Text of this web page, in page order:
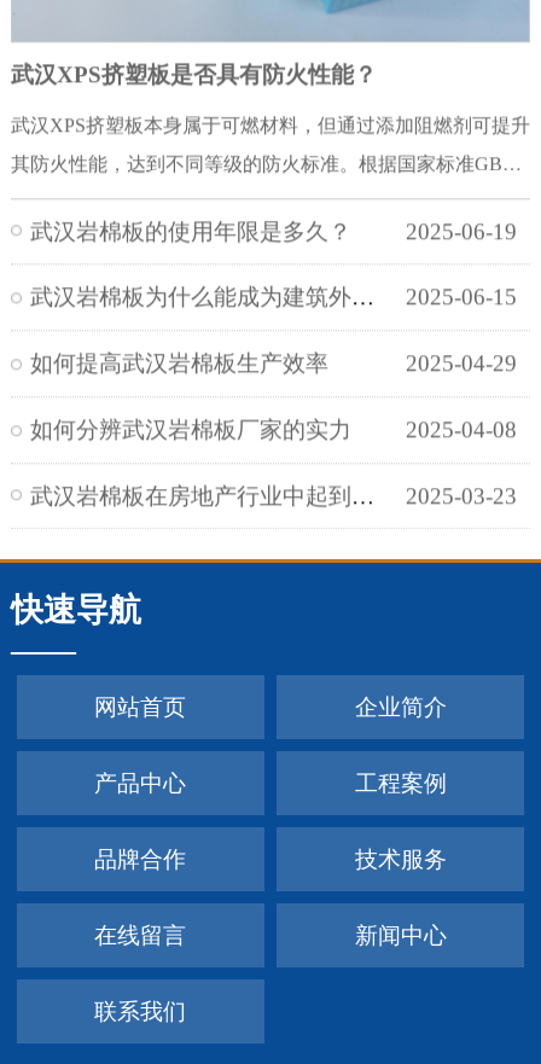
武汉XPS挤塑板是否具有防火性能？
武汉XPS挤塑板本身属于可燃材料，但通过添加阻燃剂可提升
其防火性能，达到不同等级的防火标准。根据国家标准GB
8624《建筑材料(制品)燃烧性能分级》，其防火等级主要分为
B1级（难燃）、B2级（可燃）和B3级（易燃）：B1级挤塑
板：具有较好的阻燃性能，离火后能在约3秒内自动熄灭，火
所，如高层建筑、公共设施等。其实现方式是通过添加较高
比例的阻燃剂，使材料在燃烧时形成碳化层，阻止火焰进一
步蔓延。B2级挤塑板：阻燃性能较低，点燃后火势较小，但
场所，如住宅、商业建筑等对防火要求较为宽松的区域。其
通过专业测试确认。B3级挤塑板：未添加阻燃剂，燃烧性能
差，点燃后火势会迅速扩大且离火后不会自熄。这类材料因
低或监管较松的区域可能存在应用。武汉雅凡新材料技术有
限公司是集武汉岩棉板,武汉XPS挤塑板,武汉EPS泡沫板,武汉
热固聚苯板等武汉复合板材料生产销售施工为一体的综合性
公司,产品主要包括武...
2025-06-19
武汉岩棉板的使用年限是多久？
2025-06-15
武汉岩棉板为什么能成为建筑外墙保温的新宠？
2025-04-29
如何提高武汉岩棉板生产效率
2025-04-08
如何分辨武汉岩棉板厂家的实力
2025-03-23
武汉岩棉板在房地产行业中起到哪些作用
快速导航
网站首页 企业简介
产品中心 工程案例
品牌合作 技术服务
在线留言 新闻中心
联系我们